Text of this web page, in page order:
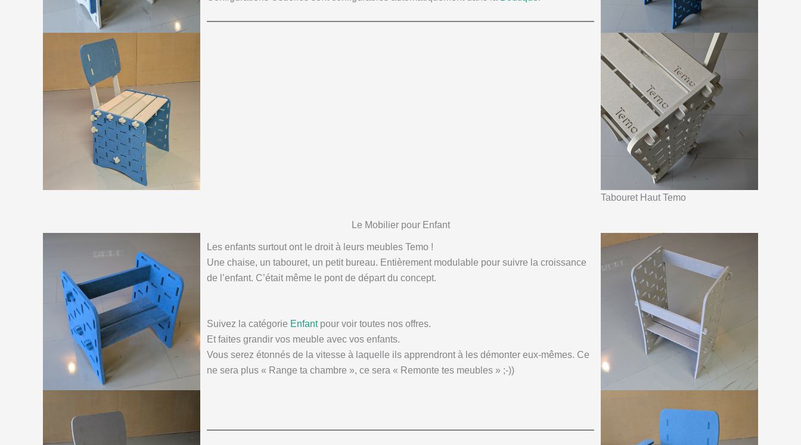
Tabouret Haut Temo
Le Mobilier pour Enfant
Les enfants surtout ont le droit à leurs meubles Temo !
Une chaise, un tabouret, un petit bureau. Entièrement modulable pour suivre la croissance
de l’enfant. C’était même le pont de départ du concept.
Suivez la catégorie Enfantpour voir toutes nos offres.
Et faites grandir vos meuble avec vos enfants.
Vous serez étonnés de la vitesse à laquelle ils apprendront à les démonter eux-mêmes. Ce
ne sera plus « Range ta chambre », ce sera « Remonte tes meubles » ;-))